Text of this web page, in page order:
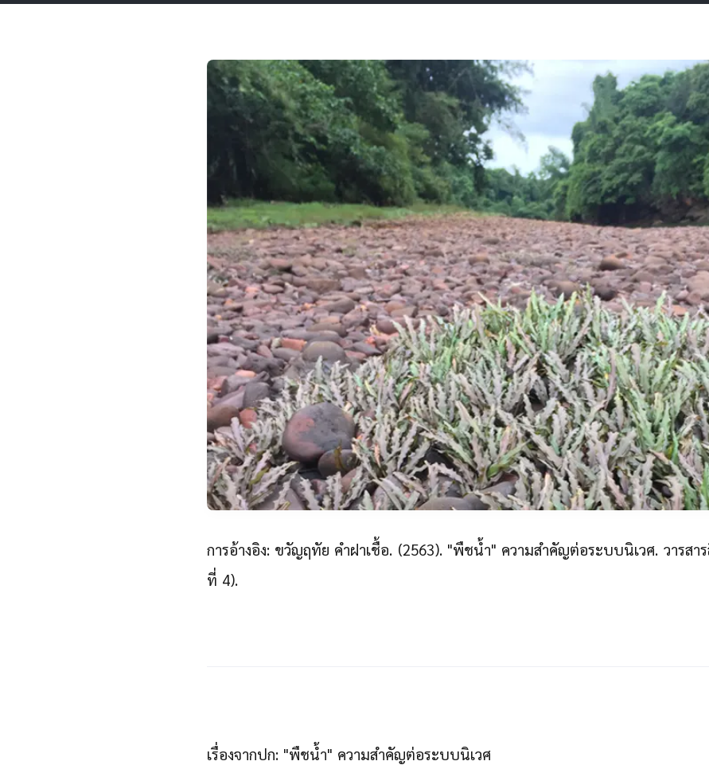
การอ้างอิง: ขวัญฤทัย คำฝาเชื้อ. (2563). "พืชน้ำ" ความสำคัญต่อระบบนิเวศ. วารส
ที่ 4).
เรื่องจากปก: "พืชน้ำ" ความสำคัญต่อระบบนิเวศ